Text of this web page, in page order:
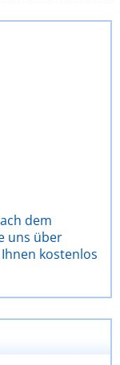
dem
uns über
kostenlos